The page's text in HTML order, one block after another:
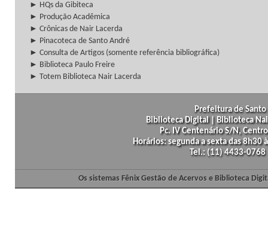
► HQs da Gibiteca
► Produção Acadêmica
► Crônicas de Nair Lacerda
► Pinacoteca de Santo André
► Consulta de Artigos (somente referência bibliográfica)
► Biblioteca Paulo Freire
► Totem Biblioteca Nair Lacerda
Prefeitura de
Biblioteca Digital | Biblioteca
Pc. IV Centenário S/N,
Horários: segunda a sexta das
Tel.: (11) 4433-
Os sistemas Fênix Gestão de Acervos e Biblioteca